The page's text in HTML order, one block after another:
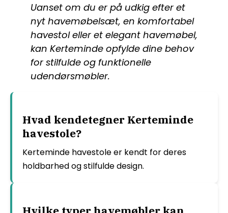
Uanset om du er på udkig efter et
nyt havemøbelsæt, en komfortabel
havestol eller et elegant havemøbel,
kan Kerteminde opfylde dine behov
for stilfulde og funktionelle
udendørsmøbler.
Hvad kendetegner Kerteminde
havestole?
Kerteminde havestole er kendt for deres
holdbarhed og stilfulde design.